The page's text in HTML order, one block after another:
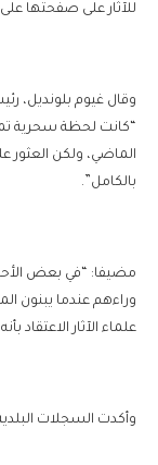
للآثار على صفحتها
وقال غيوم بلونديل،
“كانت لحظة سحرية
بالكامل”.
مضيفا: “في بعض
وراءهم عندما يبنون
علماء الآثار الاعتقاد
وأكدت السجلات البلدية